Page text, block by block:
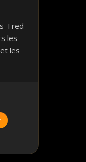
Fred
les
les